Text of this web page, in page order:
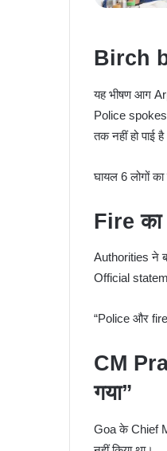
Birch
यह भीषण आग
Police
तक नहीं हो पाई
घायल 6 लोगों
Fire का
Authorities ने
Official
“Police और
CM
गया”
Goa के Chief